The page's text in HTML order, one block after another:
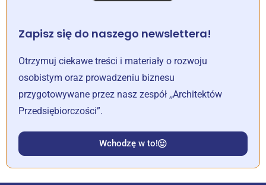
Zapisz się do naszego newslettera!
Otrzymuj ciekawe treści i materiały o rozwoju
osobistym oraz prowadzeniu biznesu
przygotowywane przez nasz zespół ,,Architektów
Przedsiębiorczości”.
Wchodzę w to!